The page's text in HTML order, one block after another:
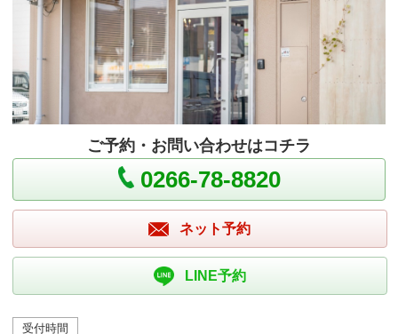
ご予約・お問い合わせはコチラ
0266-78-8820
ネット予約
LINE予約
受付時間